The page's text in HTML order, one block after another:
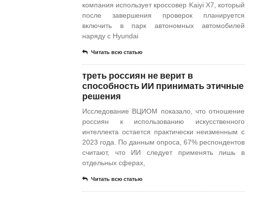
компания использует кроссовер Kaiyi X7, который
после завершения проверок планируется
включить в парк автономных автомобилей
наряду с Hyundai
Читать всю статью
треть россиян не верит в
способность ИИ принимать этичные
решения
Исследование ВЦИОМ показало, что отношение
россиян к использованию искусственного
интеллекта остается практически неизменным с
2023 года. По данным опроса, 67% респондентов
считают, что ИИ следует применять лишь в
отдельных сферах,
Читать всю статью